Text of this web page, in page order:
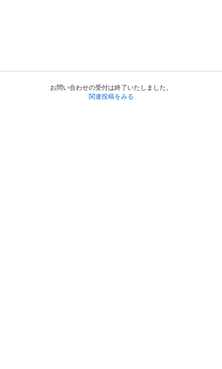
お問い合わせの受付は終了いたしました。
関連投稿をみる